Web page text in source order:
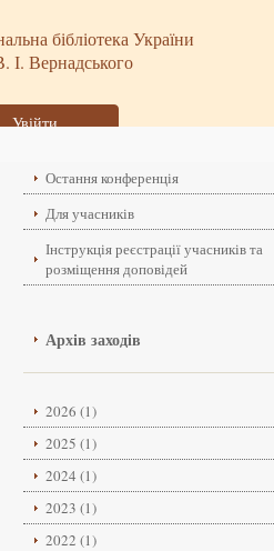
бібліотека України
І. Вернадського
Увійти
Остання конференція
Для учасників
Інструкція реєстрації учасників та
розміщення доповідей
Архів заходів
2026 (1)
2025 (1)
2024 (1)
2023 (1)
2022 (1)